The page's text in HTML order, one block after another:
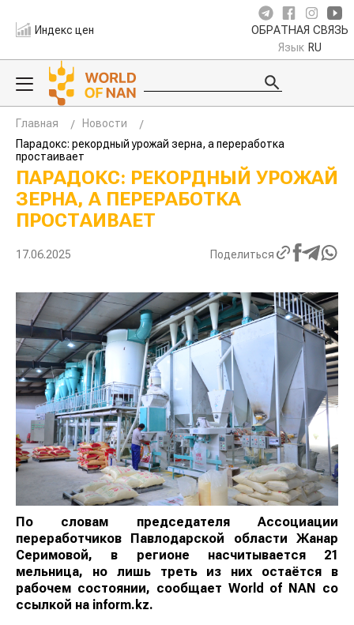
Индекс цен ОБРАТНАЯ СВЯЗЬ
Язык RU
Главная
Новости
Парадокс: рекордный урожай зерна, а переработка
простаивает
ПАРАДОКС: РЕКОРДНЫЙ УРОЖАЙ
ЗЕРНА, А ПЕРЕРАБОТКА
ПРОСТАИВАЕТ
17.06.2025 Поделиться
По словам председателя Ассоциации
переработчиков Павлодарской области Жанар
Серимовой, в регионе насчитывается 21
мельница, но лишь треть из них остаётся в
рабочем состоянии, сообщает World of NAN
со
ссылкой на inform.kz.